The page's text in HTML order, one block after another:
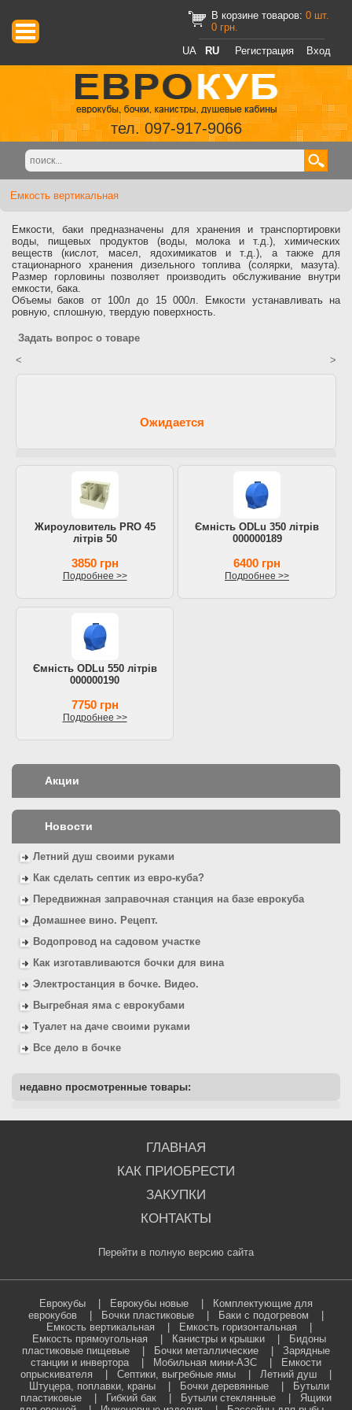
В корзине товаров: 0 шт.
0 грн.
UA
RU Регистрация Вход
тел. 097-917-9066
Емкость вертикальная
Емкости, баки предназначены для хранения и транспортировки
воды, пищевых продуктов (воды, молока и т.д.), химических
веществ (кислот, масел, ядохимикатов и т.д.), а также для
стационарного хранения дизельного топлива (солярки, мазута).
Размер горловины позволяет производить обслуживание внутри
емкости, бака.
Объемы баков от 100л до 15 000л. Емкости устанавливать на
ровную, сплошную, твердую поверхность.
Задать вопрос о товаре
<
>
Ожидается
Жироуловитель PRO 45
літрів 50
3850 грн
Подробнее >>
Ємність ODLu 350 літрів
000000189
6400 грн
Подробнее >>
Ємність ODLu 550 літрів
000000190
7750 грн
Подробнее >>
Акции
Новости
Летний душ своими руками
Как сделать септик из евро-куба?
Передвижная заправочная станция на базе еврокуба
Домашнее вино. Рецепт.
Водопровод на садовом участке
Как изготавливаются бочки для вина
Электростанция в бочке. Видео.
Выгребная яма с еврокубами
Туалет на даче своими руками
Все дело в бочке
недавно просмотренные товары:
ГЛАВНАЯ
КАК ПРИОБРЕСТИ
ЗАКУПКИ
КОНТАКТЫ
Перейти в полную версию сайта
Еврокубы Еврокубы новые
Комплектующие для
еврокубов
Бочки пластиковые Баки с подогревом
Емкость вертикальная
Емкость горизонтальная
Емкость прямоугольная
Канистры и крышки
Бидоны
пластиковые пищевые
Бочки металлические
Зарядные
станции и инвертора| Мобильная мини-АЗС
Емкости
опрыскивателя
Септики, выгребные ямы Летний душ
Штуцера, поплавки, краны
Бочки деревянные
Бутыли
пластиковые
Гибкий бак Бутыли стеклянные
Ящики